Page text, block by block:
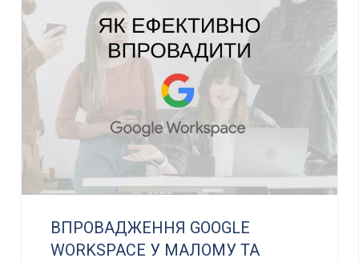
ВПРОВАДЖЕННЯ GOOGLE
WORKSPACE У МАЛОМУ ТА